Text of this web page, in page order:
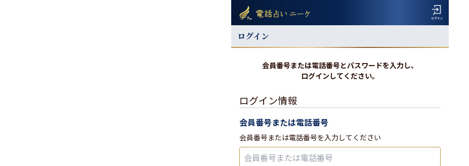
ログイン
会員番号または電話番号とパスワードを入力し、
ログインしてください。
ログイン情報
会員番号または電話番号
会員番号または電話番号を入力してください